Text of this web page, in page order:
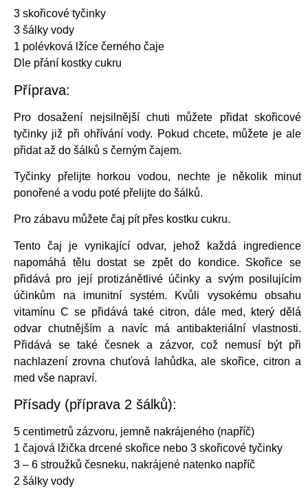
3 skořicové tyčinky
3 šálky vody
1 polévková lžíce černého čaje
Dle přání kostky cukru
Příprava:
Pro dosažení nejsilnější chuti můžete přidat skořicové
tyčinky již při ohřívání vody. Pokud chcete, můžete je ale
přidat až do šálků s černým čajem.
Tyčinky přelijte horkou vodou, nechte je několik minut
ponořené a vodu poté přelijte do šálků.
Pro zábavu můžete čaj pít přes kostku cukru.
Tento čaj je vynikající odvar, jehož každá ingredience
napomáhá tělu dostat se zpět do kondice. Skořice se
přidává pro její protizánětlivé účinky a svým posilujícím
účinkům na imunitní systém. Kvůli vysokému obsahu
vitamínu C se přidává také citron, dále med, který dělá
odvar chutnějším a navíc má antibakteriální vlastnosti.
Přidává se také česnek a zázvor, což nemusí být při
nachlazení zrovna chuťová lahůdka, ale skořice, citron a
med vše napraví.
Přísady (příprava 2 šálků):
5 centimetrů zázvoru, jemně nakrájeného (napříč)
1 čajová lžička drcené skořice nebo 3 skořicové tyčinky
3 – 6 stroužků česneku, nakrájené natenko napříč
2 šálky vody